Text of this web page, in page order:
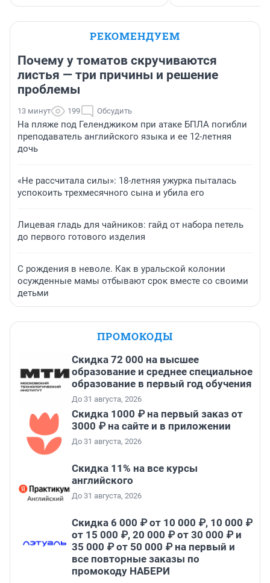
РЕКОМЕНДУЕМ
Почему у томатов скручиваются
листья — три причины и решение
проблемы
13 минут 199 Обсудить
На пляже под Геленджиком при атаке БПЛА погибли
преподаватель английского языка и ее 12-летняя
дочь
«Не рассчитала силы»: 18-летняя ужурка пыталась
успокоить трехмесячного сына и убила его
Лицевая гладь для чайников: гайд от набора петель
до первого готового изделия
С рождения в неволе. Как в уральской колонии
осужденные мамы отбывают срок вместе со своими
детьми
ПРОМОКОДЫ
Скидка 72 000 на высшее
образование и среднее специальное
образование в первый год обучения
До 31 августа, 2026
Скидка 1000 ₽ на первый заказ от
3000 ₽ на сайте и в приложении
До 31 августа, 2026
Скидка 11% на все курсы
английского
До 31 августа, 2026
Скидка 6 000 ₽ от 10 000 ₽, 10 000 ₽
от 15 000 ₽, 20 000 ₽ от 30 000 ₽ и
35 000 ₽ от 50 000 ₽ на первый и
все повторные заказы по
промокоду НАБЕРИ